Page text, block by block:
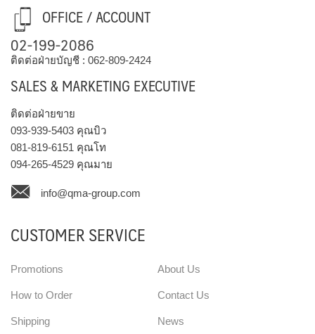
OFFICE / ACCOUNT
02-199-2086
ติดต่อฝ่ายบัญชี : 062-809-2424
SALES & MARKETING EXECUTIVE
ติดต่อฝ่ายขาย
093-939-5403 คุณบิว
081-819-6151 คุณโท
094-265-4529 คุณมาย
info@qma-group.com
CUSTOMER SERVICE
Promotions
How to Order
Shipping
About Us
Contact Us
News